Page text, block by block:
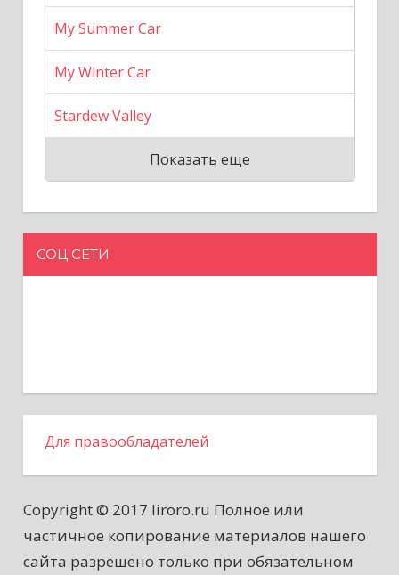
My Summer Car
My Winter Car
Stardew Valley
Показать еще
СОЦ СЕТИ
Для правообладателей
Copyright © 2017 liroro.ru Полное или
частичное копирование материалов нашего
сайта разрешено только при обязательном